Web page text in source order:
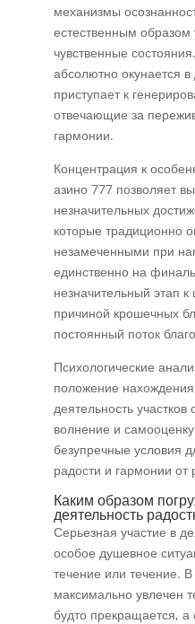
механизмы
естественным
чувственные
абсолютно окунается
приступает к
отвечающие за
гармонии.
Концентрация к
азино 777 позволяет
незначительных
которые традиционно
незамеченными при
единственно на
незначительный этап к
причиной крошечных
постоянный поток
Психологические
положение
деятельность
волнение и
безупречные условия
радости и гармонии
Каким образом
деятельность
Серьезная участие в
особое душевное
течение или течение.
максимально увлечен
будто прекращается,